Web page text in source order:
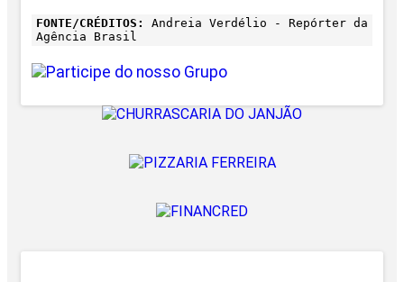
FONTE/CRÉDITOS:
Andreia Verdélio - Repórter da
Agência Brasil